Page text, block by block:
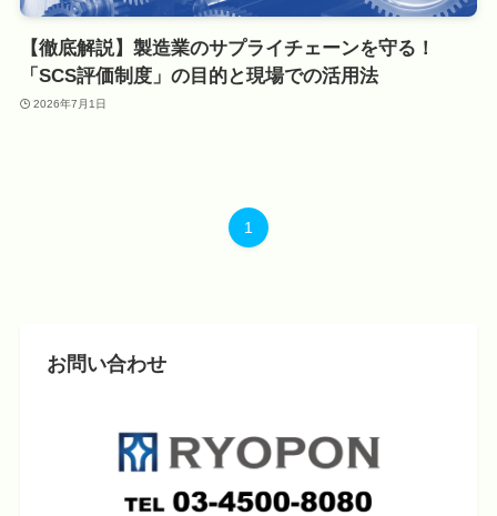
【徹底解説】製造業のサプライチェーンを守る！
「SCS評価制度」の目的と現場での活用法
2026年7月1日
1
お問い合わせ